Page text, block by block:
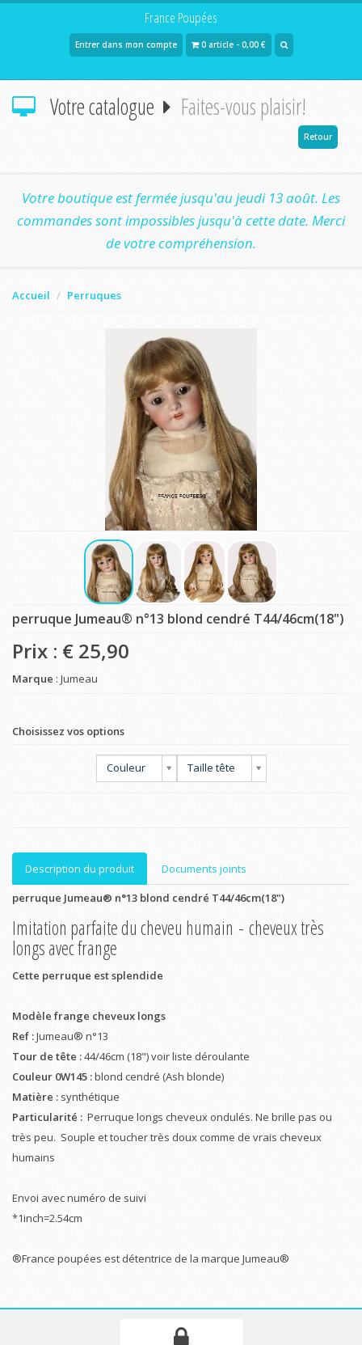
France Poupées
Entrer dans mon compte 0 article - 0,00 €
Votre catalogue Faites-vous plaisir!
Retour
Votre boutique est fermée jusqu'au jeudi 13 août. Les
commandes sont impossibles jusqu'à cette date. Merci
de votre compréhension.
Accueil Perruques
perruque Jumeau® n°13 blond cendré T44/46cm(18")
Prix : € 25,90
Marque : Jumeau
Choisissez vos options
Couleur Taille tête
Description du produit
Documents joints
perruque Jumeau® n°13 blond cendré T44/46cm(18")
Imitation parfaite du cheveu humain - cheveux très
longs avec frange
Cette perruque est splendide
Modèle frange cheveux longs
Ref :Jumeau® n°13
Tour de tête :44/46cm (18") voir liste déroulante
Couleur 0W145 :blond cendré (Ash blonde)
Matière : synthétique
Particularité : Perruque longs cheveux ondulés. Ne brille pas ou
très peu. Souple et toucher très doux comme de vrais cheveux
humains
Envoi avec numéro de suivi
*1inch=2.54cm
®France poupées est détentrice de la marque Jumeau®